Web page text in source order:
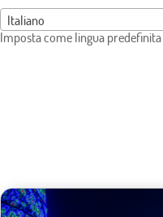
Italiano
Imposta come lingua predefinita